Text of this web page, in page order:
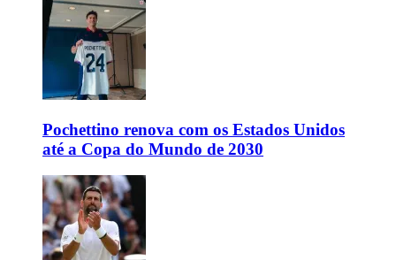
Pochettino renova com os Estados Unidos
até a Copa do Mundo de 2030